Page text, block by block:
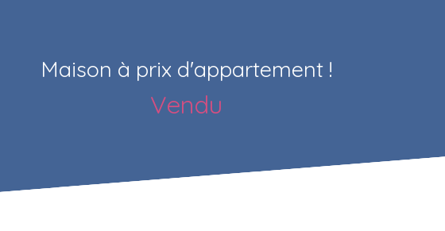
Maison à prix d'appartement !
Vendu